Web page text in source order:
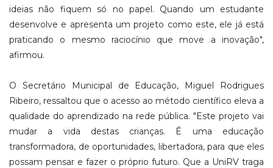
ideias não fiquem só no papel. Quando um estudante
desenvolve e apresenta um projeto como este, ele já está
praticando o mesmo raciocínio que move a inovação",
afirmou.
O Secretário Municipal de Educação, Miguel Rodrigues
Ribeiro, ressaltou que o acesso ao método científico eleva a
qualidade do aprendizado na rede pública. "Este projeto vai
mudar a vida destas crianças. É uma educação
transformadora, de oportunidades, libertadora, para que eles
possam pensar e fazer o próprio futuro. Que a UniRV traga